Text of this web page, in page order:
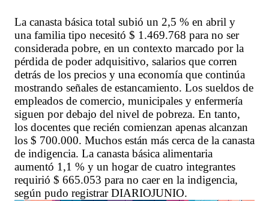
La canasta básica total subió un 2,5 % en abril y
una familia tipo necesitó $ 1.469.768 para no ser
considerada pobre, en un contexto marcado por la
pérdida de poder adquisitivo, salarios que corren
detrás de los precios y una economía que continúa
mostrando señales de estancamiento. Los sueldos de
empleados de comercio, municipales y enfermería
siguen por debajo del nivel de pobreza. En tanto,
los docentes que recién comienzan apenas alcanzan
los $ 700.000. Muchos están más cerca de la canasta
de indigencia. La canasta básica alimentaria
aumentó 1,1 % y un hogar de cuatro integrantes
requirió $ 665.053 para no caer en la indigencia,
según pudo registrar DIARIOJUNIO.